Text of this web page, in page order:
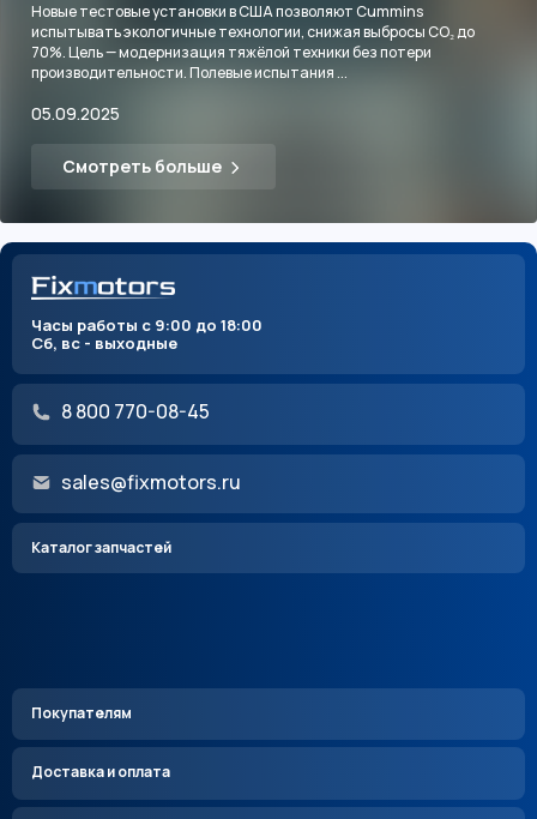
Новые тестовые установки в США позволяют Cummins
испытывать экологичные технологии, снижая выбросы CO₂ до
70%. Цель — модернизация тяжёлой техники без потери
производительности. Полевые испытания ...
05.09.2025
Смотреть больше
Часы работы с 9:00 до 18:00
Сб, вс - выходные
8 800 770-08-45
sales@fixmotors.ru
Каталог запчастей
Покупателям
Доставка и оплата